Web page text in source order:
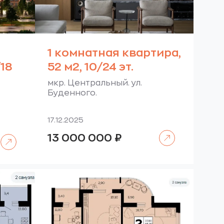
1 комнатная квартира,
52 м2, 10/24 эт.
мкр. Центральный. ул.
Буденного.
17.12.2025
13 000 000 ₽